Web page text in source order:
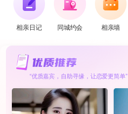
相亲日记 同城约会 相亲墙
“优质嘉宾，自助寻缘，让恋爱更简单”